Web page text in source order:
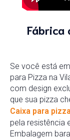
Fábrica
Se você está
para Pizza na
com design
que sua pizza
Caixa para
pela resistência
Embalagem